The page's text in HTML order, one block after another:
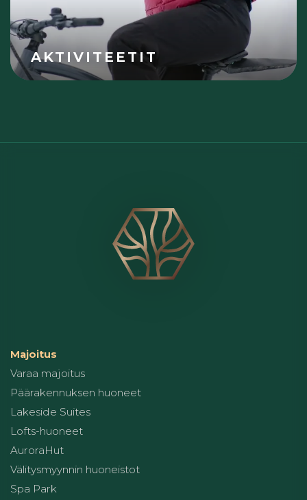
AKTIVITEETIT
Majoitus
Varaa majoitus
Päärakennuksen huoneet
Lakeside Suites
Lofts-huoneet
AuroraHut
Välitysmyynnin huoneistot
Spa Park